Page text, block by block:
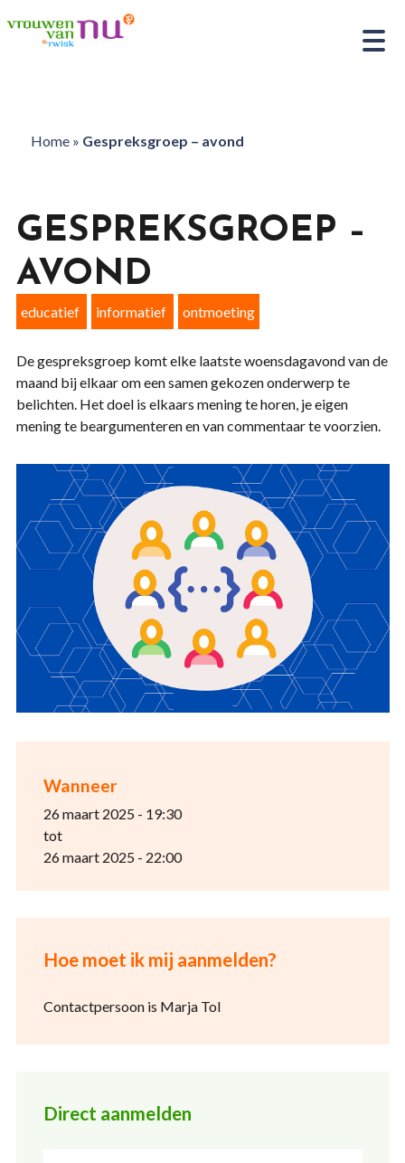
Home» Gespreksgroep – avond
Wanneer
26 maart 2025 - 19:30
tot
26 maart 2025 - 22:00
Hoe moet ik mij aanmelden?
Contactpersoon is Marja Tol
Direct aanmelden
GESPREKSGROEP –
AVOND
educatief informatief ontmoeting
De gespreksgroep komt elke laatste woensdagavond van de
maand bij elkaar om een samen gekozen onderwerp te
belichten. Het doel is elkaars mening te horen, je eigen
mening te beargumenteren en van commentaar te voorzien.